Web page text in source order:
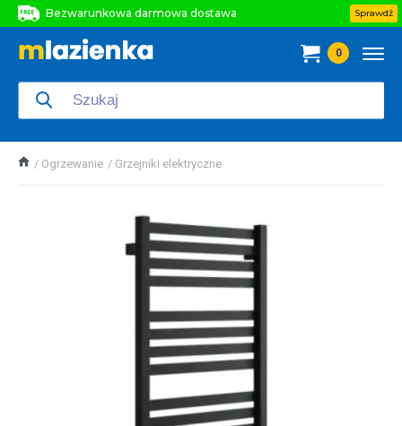
Bezwarunkowa darmowa dostawa
Bezwarunkowa darmowa dostawa
Sprawdź
0
Ogrzewanie Grzejniki elektryczne